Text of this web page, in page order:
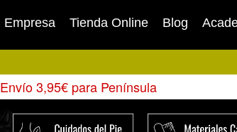
Empresa Tienda Online Blog
Envío 3,95€ para Península